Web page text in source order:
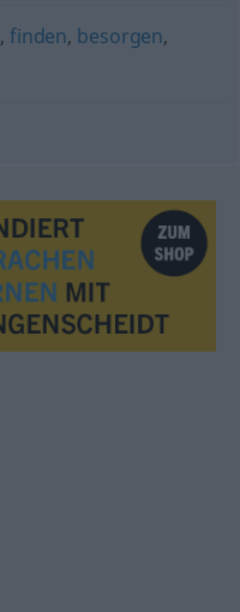
,finden, besorgen,